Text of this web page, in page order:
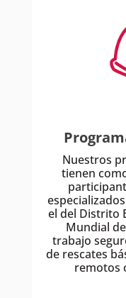
Nuestros
tienen
el del Distrito
Mundial
trabajo
de rescates
remotos